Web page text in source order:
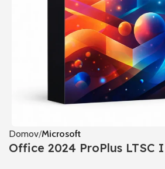
Domov Microsoft
Office 2024 ProPlus LTSC